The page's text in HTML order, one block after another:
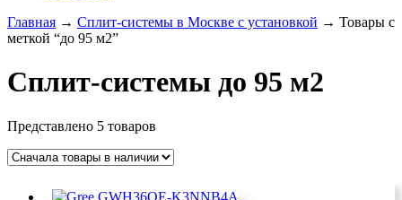
КНОПКА
ЗАКРЫТЬ
Главная → Сплит-системы в Москве с установкой → Товары с
меткой “до 95 м2”
Сплит-системы до 95 м2
Представлено 5 товаров